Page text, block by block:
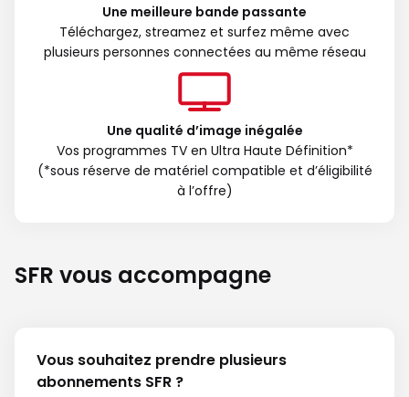
Une meilleure bande passante
Téléchargez, streamez et surfez même avec
plusieurs personnes connectées au même réseau
Une qualité d’image inégalée
Vos programmes TV en Ultra Haute Définition*
(*sous réserve de matériel compatible et d’éligibilité
à l’offre)
SFR vous accompagne
Vous souhaitez prendre plusieurs
abonnements SFR ?